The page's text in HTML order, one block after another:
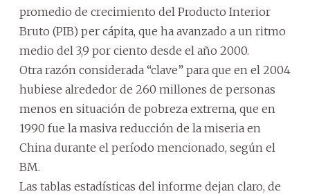
promedio de crecimiento del Producto Interior
Bruto (PIB) per cápita, que ha avanzado a un ritmo
medio del 3,9 por ciento desde el año 2000.
Otra razón considerada “clave” para que en el 2004
hubiese alrededor de 260 millones de personas
menos en situación de pobreza extrema, que en
1990 fue la masiva reducción de la miseria en
China durante el período mencionado, según el
BM.
Las tablas estadísticas del informe dejan claro, de